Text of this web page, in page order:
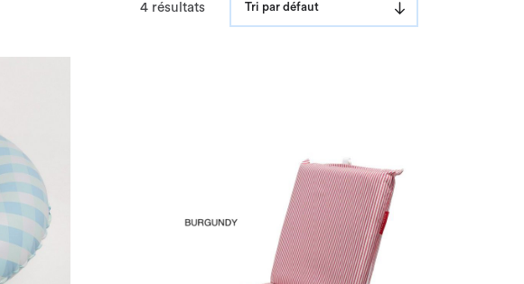
4 résultats Tri par défaut